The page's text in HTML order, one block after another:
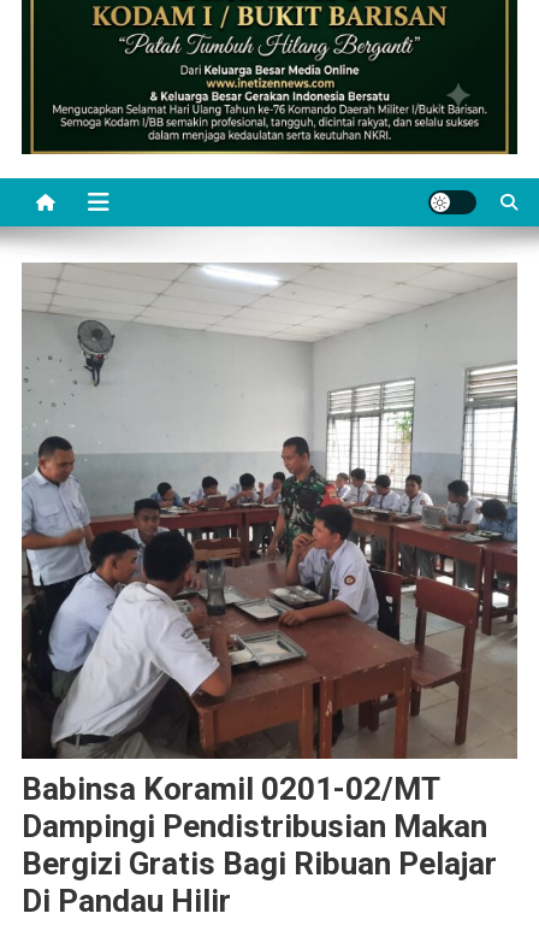
Babinsa Koramil 0201-02/MT
Dampingi Pendistribusian Makan
Bergizi Gratis Bagi Ribuan Pelajar
Di Pandau Hilir